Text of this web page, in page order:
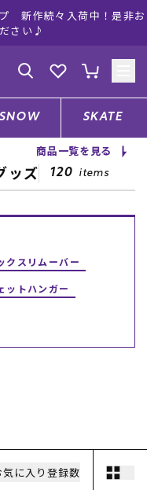
新作続々入荷中！是非お
さい♪
会員登録
SNOW SKATE
商品一覧を見る
ッズ 120 items
クスリムーバー
ットハンガー
気に入り登録数